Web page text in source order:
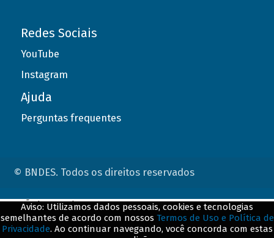
Redes Sociais
YouTube
Instagram
Ajuda
Perguntas frequentes
© BNDES. Todos os direitos reservados
Aviso: Utilizamos dados pessoais, cookies e tecnologias
semelhantes de acordo com nossos Termos de Uso e Política de
Privacidade. Ao continuar navegando, você concorda com estas
ConteÃºdo complementar
${title}${badge}